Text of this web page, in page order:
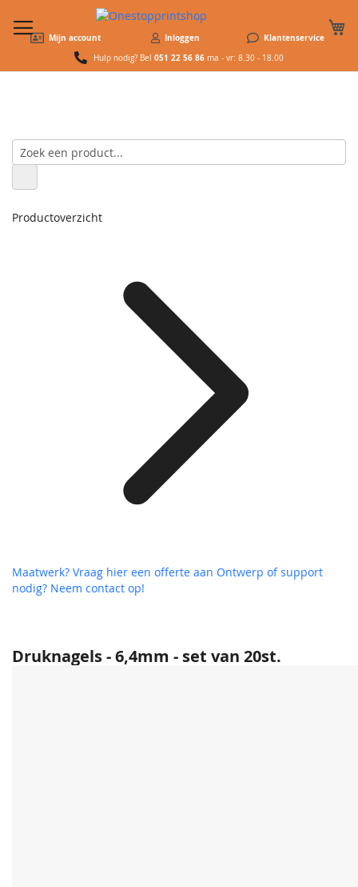
Mijn account Inloggen Klantenservice
Hulp nodig? Bel 051 22 56 86 ma - vr: 8.30 - 18.00
Druknagels - 6,4mm - set van 20st.
Productoverzicht
Maatwerk? Vraag hier een offerte aan Ontwerp of support
nodig? Neem contact op!